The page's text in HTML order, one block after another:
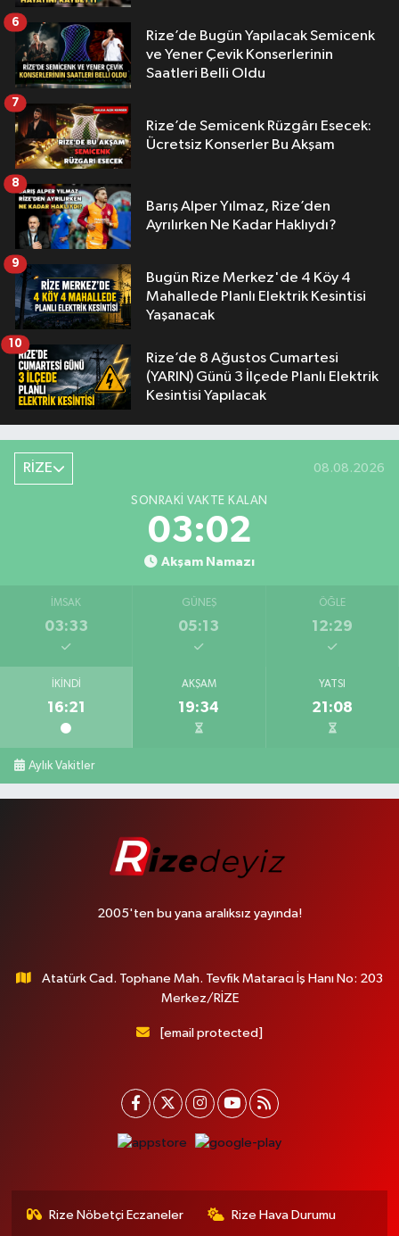
Rize’de Bugün Yapılacak Semicenk
ve Yener Çevik Konserlerinin
Saatleri Belli Oldu
6
Rize’de Semicenk Rüzgârı Esecek:
Ücretsiz Konserler Bu Akşam
7
Barış Alper Yılmaz, Rize’den
Ayrılırken Ne Kadar Haklıydı?
8
Bugün Rize Merkez'de 4 Köy 4
Mahallede Planlı Elektrik Kesintisi
Yaşanacak
9
Rize’de 8 Ağustos Cumartesi
(YARIN) Günü 3 İlçede Planlı Elektrik
Kesintisi Yapılacak
10
RİZE 08.08.2026
SONRAKI VAKTE KALAN
03:01
Akşam Namazı
İMSAK
03:33
GÜNEŞ
05:13
ÖĞLE
12:29
İKINDI
16:21
AKŞAM
19:34
YATSI
21:08
Aylık Vakitler
2005'ten bu yana aralıksız yayında!
Atatürk Cad. Tophane Mah. Tevfik Mataracı İş Hanı No: 203
Merkez/RİZE
[email protected]
Rize Nöbetçi Eczaneler Rize Hava Durumu